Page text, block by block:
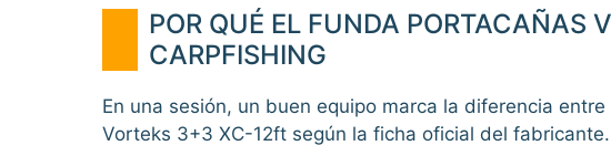
POR QUÉ EL FUNDA PORTACAÑAS
CARPFISHING
En una sesión, un buen equipo marca la diferencia
Vorteks 3+3 XC-12ft según la ficha oficial del fabricante.